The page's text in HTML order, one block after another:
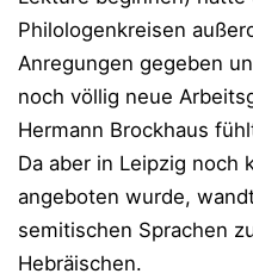
Philologenkreisen
Anregungen gegeben
noch völlig neue
Hermann Brockhaus
Da aber in Leipzig noch
angeboten wurde,
semitischen Sprachen
Hebräischen.